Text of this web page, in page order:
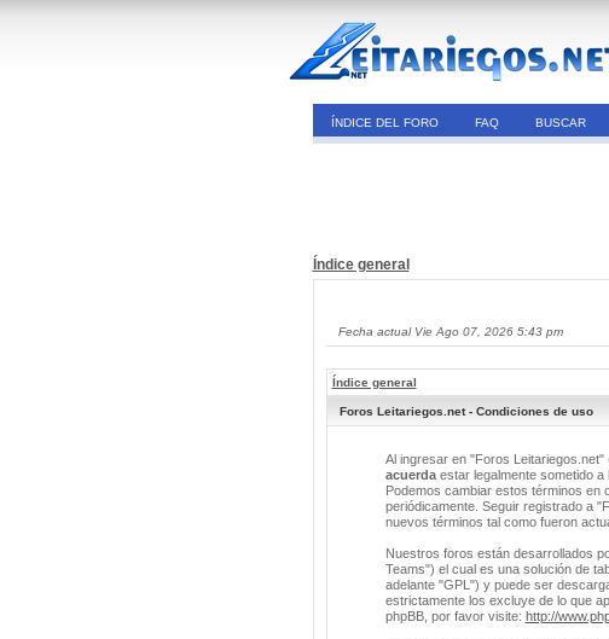
ÍNDICE DEL FORO FAQ BUSCAR
Índice general
Fecha actual Vie Ago 07, 2026 5:43 pm
Índice general
Foros Leitariegos.net - Condiciones de uso
Al ingresar en "Foros
acuerdaestar legalmente sometido a
Podemos cambiar estos términos en
periódicamente. Seguir registrado a
nuevos términos tal como fueron
Nuestros foros están desarrollados
Teams") el cual es una solución de
adelante "GPL") y puede ser
estrictamente los excluye de lo que
phpBB, por favor visite: http://